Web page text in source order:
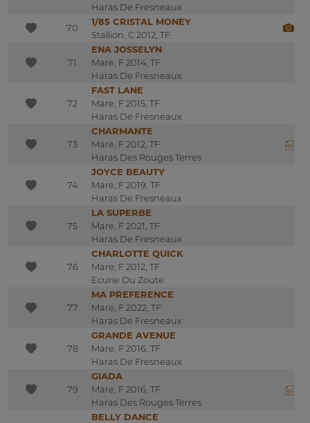
Haras De Fresneaux
70
1/85 CRISTAL MONEY
Stallion, C 2012, TF
71
ENA JOSSELYN
Mare, F 2014, TF
Haras De Fresneaux
72
FAST LANE
Mare, F 2015, TF
Haras De Fresneaux
73
CHARMANTE
Mare, F 2012, TF
Haras Des Rouges Terres
74
JOYCE BEAUTY
Mare, F 2019, TF
Haras De Fresneaux
75
LA SUPERBE
Mare, F 2021, TF
Haras De Fresneaux
76
CHARLOTTE QUICK
Mare, F 2012, TF
Ecurie Du Zoute
77
MA PREFERENCE
Mare, F 2022, TF
Haras De Fresneaux
78
GRANDE AVENUE
Mare, F 2016, TF
Haras De Fresneaux
79
GIADA
Mare, F 2016, TF
Haras Des Rouges Terres
BELLY DANCE